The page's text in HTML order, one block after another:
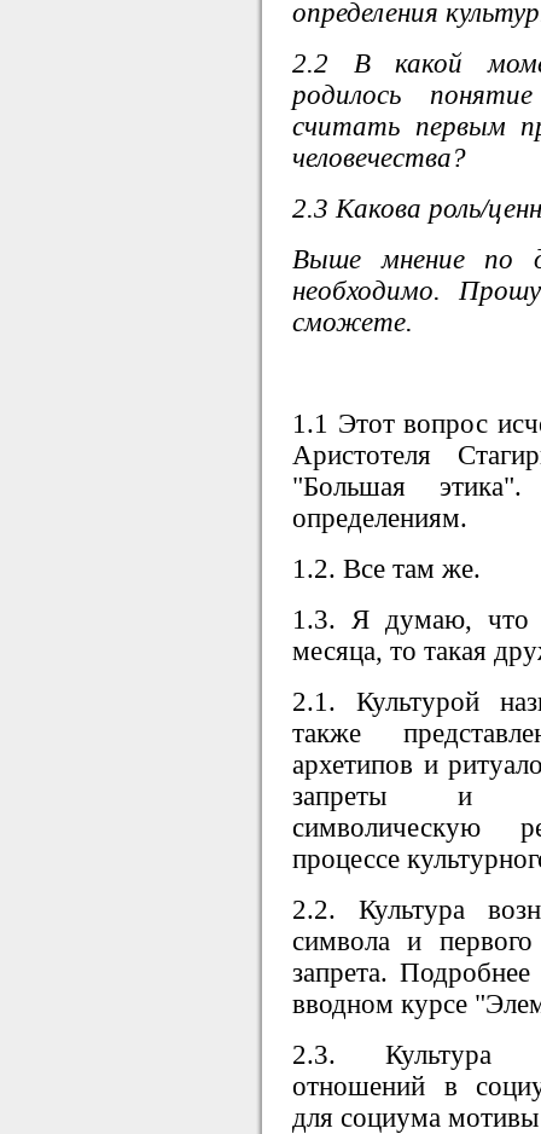
определения
2.2 В какой
родилось
считать первым
человечества?
2.3 Какова роль/
Выше мнение по
необходимо.
сможете.
1.1 Этот вопрос
Аристотеля
"Большая
определениям.
1.2. Все там же.
1.3. Я думаю, что
месяца, то такая
2.1. Культурой
также
архетипов и
запреты и
символическую
процессе
2.2. Культура
символа и
запрета.
вводном курсе
2.3. Культура
отношений в
для социума